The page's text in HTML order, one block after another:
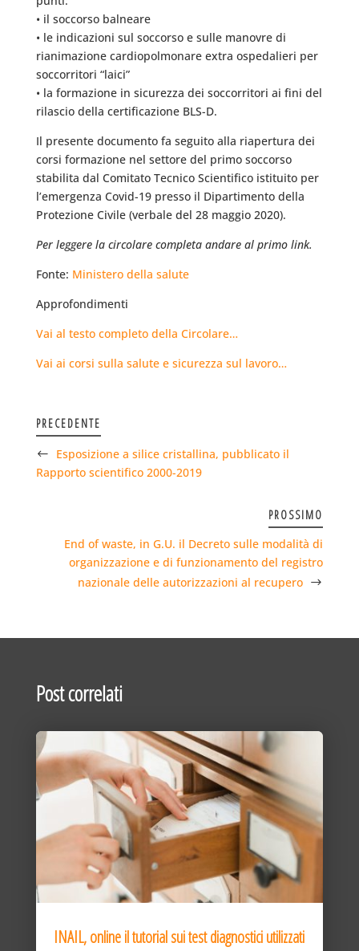
• il soccorso balneare
• le indicazioni sul soccorso e sulle manovre di
rianimazione cardiopolmonare extra ospedalieri per
soccorritori “laici”
• la formazione in sicurezza dei soccorritori ai fini del
rilascio della certificazione BLS-D.
Il presente documento fa seguito alla riapertura dei
corsi formazione nel settore del primo soccorso
stabilita dal Comitato Tecnico Scientifico istituito per
l’emergenza Covid-19 presso il Dipartimento della
Protezione Civile (verbale del 28 maggio 2020).
Per leggere la circolare completa andare al primo link.
Fonte: Ministero della salute
Approfondimenti
Vai al testo completo della Circolare…
Vai ai corsi sulla salute e sicurezza sul lavoro…
PRECEDENTE
Esposizione a silice cristallina, pubblicato il
Rapporto scientifico 2000-2019
PROSSIMO
End of waste, in G.U. il Decreto sulle modalità di
organizzazione e di funzionamento del registro
nazionale delle autorizzazioni al recupero
Post correlati
INAIL, online il tutorial sui test diagnostici utilizzati